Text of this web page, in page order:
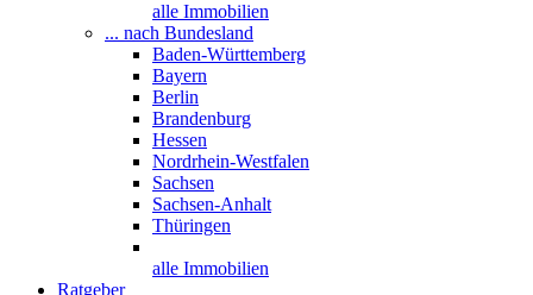
alle Immobilien
... nach Bundesland
Baden-Württemberg
Bayern
Berlin
Brandenburg
Hessen
Nordrhein-Westfalen
Sachsen
Sachsen-Anhalt
Thüringen
alle Immobilien
Ratgeber